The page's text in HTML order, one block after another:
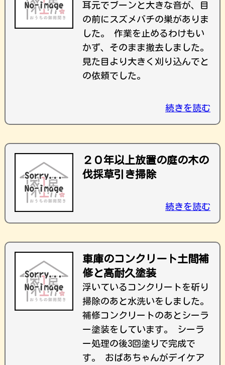
耳元でブーンと大きな音が、目
の前にスズメバチの巣がありま
した。 作業を止めるわけもい
かず、そのまま撤去しました。
見た目より大きく刈り込んでと
の依頼でした。
続きを読む
２０年以上放置の庭の木の
伐採草引き掃除
続きを読む
車庫のコンクリート土間補
修と高耐久塗装
浮いているコンクリートを斫り
掃除のあと水洗いをしました。
補修コンクリートのあとシーラ
ー塗装をしています。 シーラ
ー処理の後3回塗りで完成で
す。 おばあちゃんがデイケア